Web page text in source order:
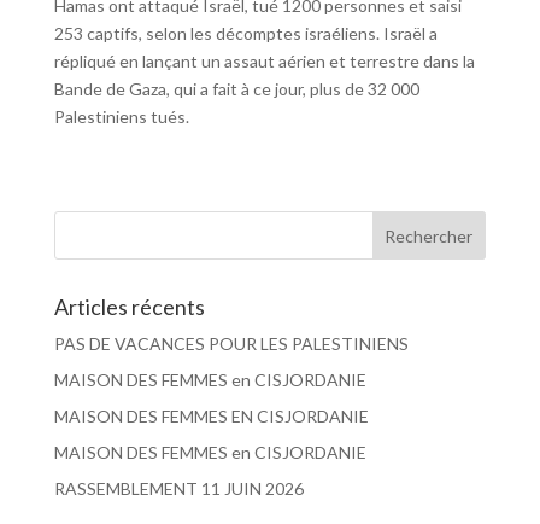
Hamas ont attaqué Israël, tué 1200 personnes et saisi
253 captifs, selon les décomptes israéliens. Israël a
répliqué en lançant un assaut aérien et terrestre dans la
Bande de Gaza, qui a fait à ce jour, plus de 32 000
Palestiniens tués.
Articles récents
PAS DE VACANCES POUR LES PALESTINIENS
MAISON DES FEMMES en CISJORDANIE
MAISON DES FEMMES EN CISJORDANIE
MAISON DES FEMMES en CISJORDANIE
RASSEMBLEMENT 11 JUIN 2026